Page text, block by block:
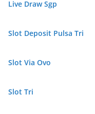
Live Draw Sgp
Slot Deposit Pulsa Tri
Slot Via Ovo
Slot Tri